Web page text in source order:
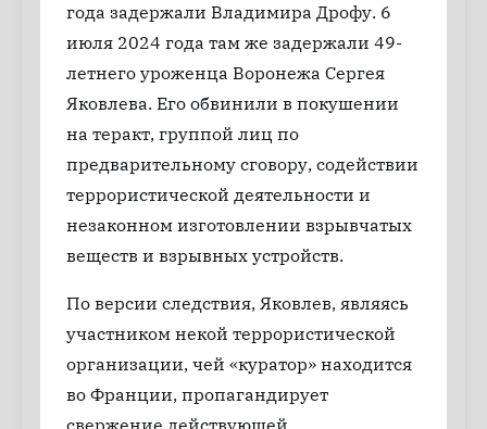
года задержали Владимира Дрофу. 6
июля 2024 года там же задержали 49-
летнего уроженца Воронежа Сергея
Яковлева. Его обвинили в покушении
на теракт, группой лиц по
предварительному сговору, содействии
террористической деятельности и
незаконном изготовлении взрывчатых
веществ и взрывных устройств.
По версии следствия, Яковлев, являясь
участником некой террористической
организации, чей «куратор» находится
во Франции, пропагандирует
свержение действующей